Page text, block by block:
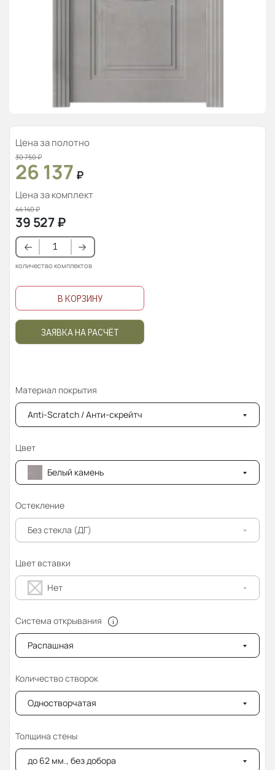
Цена за полотно
30 750₽
26 137 ₽
Цена за комплект
44 140₽
39 527₽
количество комплектов
В КОРЗИНУ
ЗАЯВКА НА РАСЧЁТ
Материал покрытия
Апti-Sсrаtсh / Анти-скрейтч
Цвет
Белый камень
Остекление
Без стекла (ДГ)
Цвет вставки
Нет
Система открывания
Распашная
Количество створок
Одностворчатая
Толщина стены
до 62 мм., без добора